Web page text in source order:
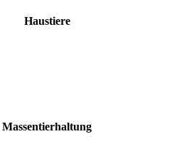
Haustiere
Massentierhaltung